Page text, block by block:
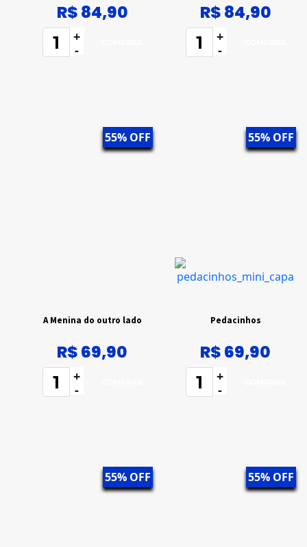
R$ 84,90
+
-
R$ 84,90
+
-
55% OFF
A Menina do outro lado
R$ 69,90
+
-
55% OFF
Pedacinhos
R$ 69,90
+
-
55% OFF 55% OFF